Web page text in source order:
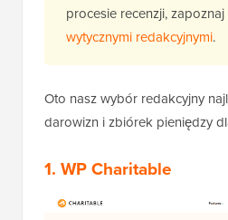
procesie recenzji,
wytycznymi redakcyjnymi.
Oto nasz wybór redakcyjny
darowizn i zbiórek pieniędzy
1. WP Charitable